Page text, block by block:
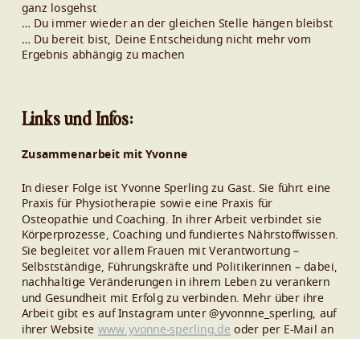
ganz losgehst
… Du immer wieder an der gleichen Stelle hängen bleibst
… Du bereit bist, Deine Entscheidung nicht mehr vom
Ergebnis abhängig zu machen
Links und Infos:
Zusammenarbeit mit Yvonne
In dieser Folge ist Yvonne Sperling zu Gast. Sie führt eine
Praxis für Physiotherapie sowie eine Praxis für
Osteopathie und Coaching. In ihrer Arbeit verbindet sie
Körperprozesse, Coaching und fundiertes Nährstoffwissen.
Sie begleitet vor allem Frauen mit Verantwortung –
Selbstständige, Führungskräfte und Politikerinnen – dabei,
nachhaltige Veränderungen in ihrem Leben zu verankern
und Gesundheit mit Erfolg zu verbinden. Mehr über ihre
Arbeit gibt es auf Instagram unter @yvonnne_sperling, auf
ihrer Website www.yvonne-sperling.de oder per E-Mail an